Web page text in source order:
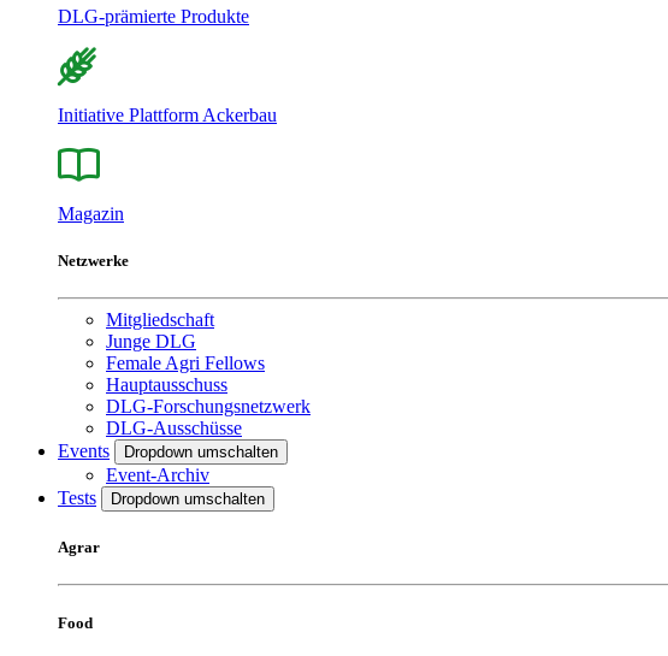
DLG-prämierte Produkte
Initiative Plattform Ackerbau
Magazin
Netzwerke
Mitgliedschaft
Junge DLG
Female Agri Fellows
Hauptausschuss
DLG-Forschungsnetzwerk
DLG-Ausschüsse
Events
Dropdown umschalten
Event-Archiv
Tests
Dropdown umschalten
Agrar
Food